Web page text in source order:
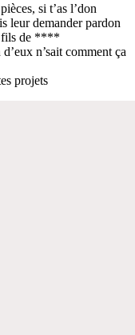
si t’as l’don
leur demander pardon
fils de ****
n’sait comment ça
projets